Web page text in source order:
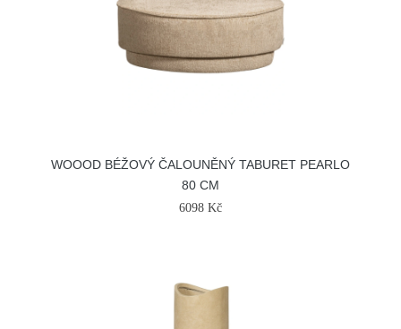
WOOOD BÉŽOVÝ ČALOUNĚNÝ TABURET PEARLO
80 CM
6098 Kč